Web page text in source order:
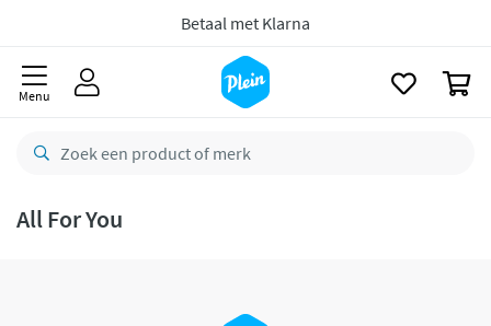
Betaal met Klarna
Menu
All For You